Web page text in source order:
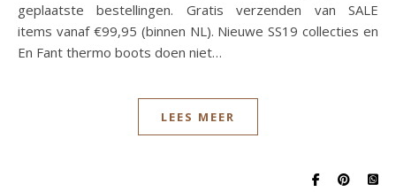
geplaatste bestellingen. Gratis verzenden van SALE
items vanaf €99,95 (binnen NL). Nieuwe SS19 collecties en
En Fant thermo boots doen niet…
LEES MEER